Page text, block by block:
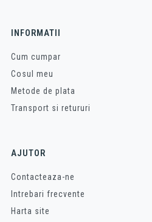
INFORMATII
Cum cumpar
Cosul meu
Metode de plata
Transport si retururi
AJUTOR
Contacteaza-ne
Intrebari frecvente
Harta site